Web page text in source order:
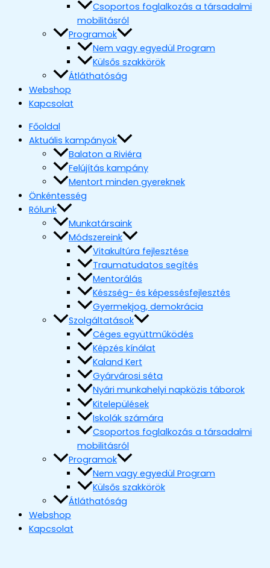
Csoportos foglalkozás a társadalmi
mobilitásról
Programok
Nem vagy egyedül Program
Külsős szakkörök
Átláthatóság
Webshop
Kapcsolat
Főoldal
Aktuális kampányok
Balaton a Riviéra
Felújítás kampány
Mentort minden gyereknek
Önkéntesség
Rólunk
Munkatársaink
Módszereink
Vitakultúra fejlesztése
Traumatudatos segítés
Mentorálás
Készség- és képessésfejlesztés
Gyermekjog, demokrácia
Szolgáltatások
Céges együttműködés
Képzés kínálat
Kaland Kert
Gyárvárosi séta
Nyári munkahelyi napközis táborok
Kitelepülések
Iskolák számára
Csoportos foglalkozás a társadalmi
mobilitásról
Programok
Nem vagy egyedül Program
Külsős szakkörök
Átláthatóság
Webshop
Kapcsolat